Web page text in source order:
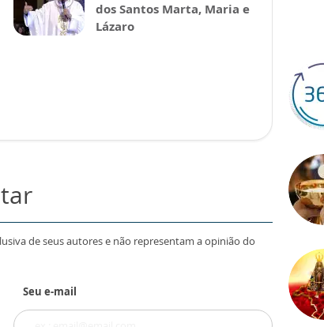
dos Santos Marta, Maria e
Lázaro
de seus autores e não representam a opinião do
Seu e-mail